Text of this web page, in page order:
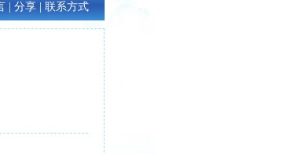
分享 联系方式